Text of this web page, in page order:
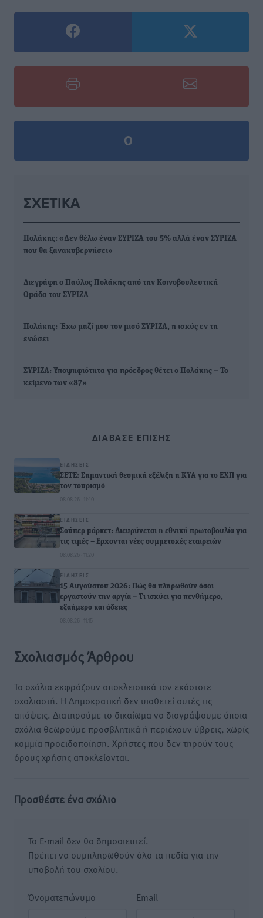
0
ΣΧΕΤΙΚΆ
Πολάκης: «Δεν θέλω έναν ΣΥΡΙΖΑ του 5% αλλά έναν ΣΥΡΙΖΑ
που θα ξανακυβερνήσει»
Διεγράφη ο Παύλος Πολάκης από την Κοινοβουλευτική
Ομάδα του ΣΥΡΙΖΑ
Πολάκης: Έχω μαζί μου τον μισό ΣΥΡΙΖΑ, η ισχύς εν τη
ενώσει
ΣΥΡΙΖΑ: Υποψηφιότητα για πρόεδρος θέτει ο Πολάκης – Το
κείμενο των «87»
ΔΙΑΒΑΣΕ ΕΠΙΣΗΣ
ΕΙΔΉΣΕΙΣ
ΣΕΤΕ: Σημαντική θεσμική εξέλιξη η ΚΥΑ για το ΕΧΠ για
τον τουρισμό
08.08.26 · 11:40
ΕΙΔΉΣΕΙΣ
Σούπερ μάρκετ: Διευρύνεται η εθνική πρωτοβουλία για
τις τιμές – Eρχονται νέες συμμετοχές εταιρειών
08.08.26 · 11:20
ΕΙΔΉΣΕΙΣ
15 Αυγούστου 2026: Πώς θα πληρωθούν όσοι
εργαστούν την αργία – Τι ισχύει για πενθήμερο,
εξαήμερο και άδειες
08.08.26 · 11:15
Σχολιασμός Άρθρου
Τα σχόλια εκφράζουν αποκλειστικά τον εκάστοτε
σχολιαστή. Η Δημοκρατική δεν υιοθετεί αυτές τις
απόψεις. Διατηρούμε το δικαίωμα να διαγράψουμε όποια
σχόλια θεωρούμε προσβλητικά ή περιέχουν ύβρεις, χωρίς
καμμία προειδοποίηση. Χρήστες που δεν τηρούν τους
όρους χρήσης αποκλείονται.
Προσθέστε ένα σχόλιο
Το E-mail δεν θα δημοσιευτεί.
Πρέπει να συμπληρωθούν όλα τα πεδία για την
υποβολή του σχολίου.
Όνοματεπώνυμο Email